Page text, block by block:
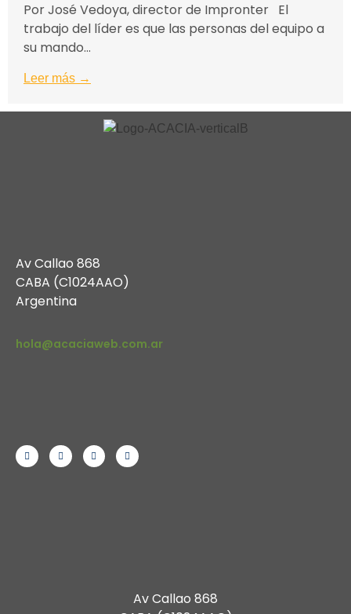
Por José Vedoya, director de Impronter El
trabajo del líder es que las personas del equipo a
su mando...
Leer más →
Av Callao 868
CABA (C1024AAO)
Argentina
hola@acaciaweb.com.ar
Av Callao 868